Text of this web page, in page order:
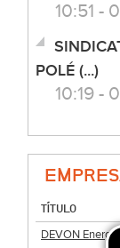
10:51 -
POLÉ (...)
10:19 -
TÍTULO
DEVON Energy